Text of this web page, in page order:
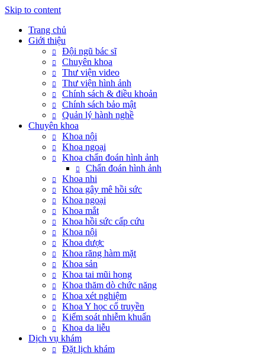
Skip to content
Trang chủ
Giới thiệu
Đội ngũ bác sĩ
Chuyên khoa
Thư viện video
Thư viện hình ảnh
Chính sách & điều khoản
Chính sách bảo mật
Quản lý hành nghề
Chuyên khoa
Khoa nội
Khoa ngoại
Khoa chẩn đoán hình ảnh
Chẩn đoán hình ảnh
Khoa nhi
Khoa gây mê hồi sức
Khoa ngoại
Khoa mắt
Khoa hồi sức cấp cứu
Khoa nội
Khoa dược
Khoa răng hàm mặt
Khoa sản
Khoa tai mũi họng
Khoa thăm dò chức năng
Khoa xét nghiệm
Khoa Y học cổ truyền
Kiểm soát nhiễm khuẩn
Khoa da liễu
Dịch vụ khám
Đặt lịch khám